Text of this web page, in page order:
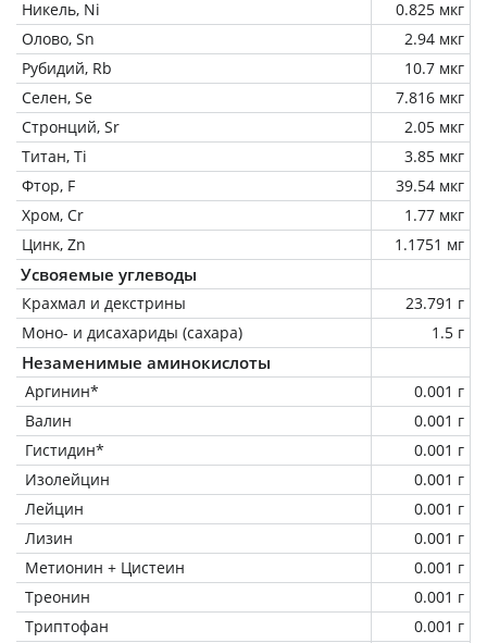
Никель, Ni
0.825 мкг
Олово, Sn
2.94 мкг
Рубидий, Rb
10.7 мкг
Селен, Se
7.816 мкг
Стронций, Sr
2.05 мкг
Титан, Ti
3.85 мкг
Фтор, F
39.54 мкг
Хром, Cr
1.77 мкг
Цинк, Zn
1.1751 мг
Усвояемые углеводы
Крахмал и декстрины
23.791 г
Моно- и дисахариды (сахара)
1.5 г
Незаменимые аминокислоты
Аргинин*
0.001 г
Валин
0.001 г
Гистидин*
0.001 г
Изолейцин
0.001 г
Лейцин
0.001 г
Лизин
0.001 г
Метионин + Цистеин
0.001 г
Треонин
0.001 г
Триптофан
0.001 г